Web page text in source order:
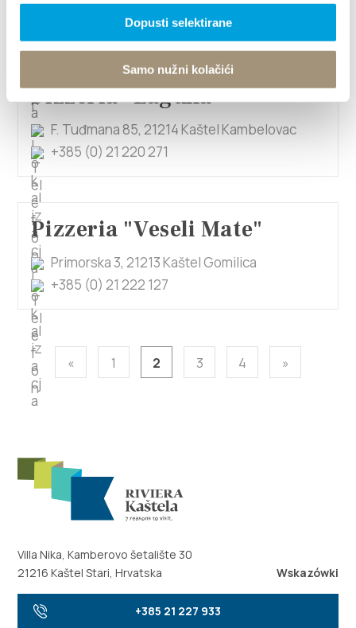
Dopusti selektirane
Samo nužni kolačići
dantepizza22@gmail.com
Pizzeria "Laguna"
F. Tuđmana 85, 21214 Kaštel Kambelovac
+385 (0) 21 220 271
Pizzeria "Veseli Mate"
Primorska 3, 21213 Kaštel Gomilica
+385 (0) 21 222 127
« 1 2 3 4 »
Villa Nika, Kamberovo šetalište 30
21216 Kaštel Stari, Hrvatska
Wskazówki
+385 21 227 933